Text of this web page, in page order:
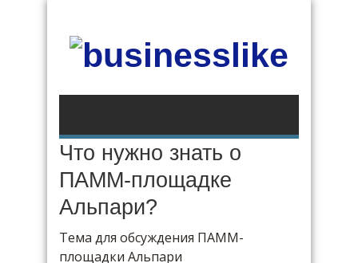
Что нужно знать о
ПАММ-площадке
Альпари?
Тема для обсуждения ПАММ-
площадки Альпари